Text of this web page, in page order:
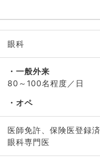
眼科
一般外来
80～100名程度／日
オペ
医師免許、保険医登録済
眼科専門医